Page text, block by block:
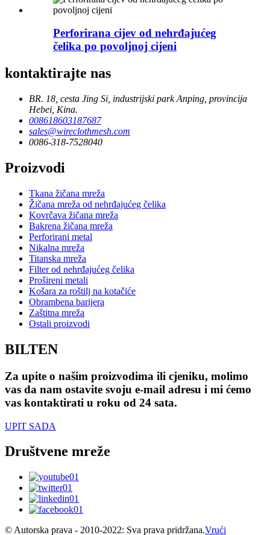
Perforirana cijev od nehrđajućeg
čelika po povoljnoj cijeni
kontaktirajte nas
BR. 18, cesta Jing Si, industrijski park Anping, provincija
Hebei, Kina.
008618603187687
sales@wireclothmesh.com
0086-318-7528040
Proizvodi
Tkana žičana mreža
Žičana mreža od nehrđajućeg čelika
Kovrčava žičana mreža
Bakrena žičana mreža
Perforirani metal
Nikalna mreža
Titanska mreža
Filter od nehrđajućeg čelika
Prošireni metali
Košara za roštilj na kotačiće
Obrambena barijera
Zaštitna mreža
Ostali proizvodi
BILTEN
Za upite o našim proizvodima ili cjeniku, molimo
vas da nam ostavite svoju e-mail adresu i mi ćemo
vas kontaktirati u roku od 24 sata.
UPIT SADA
Društvene mreže
© Autorska prava - 2010-2022: Sva prava pridržana.Vrući